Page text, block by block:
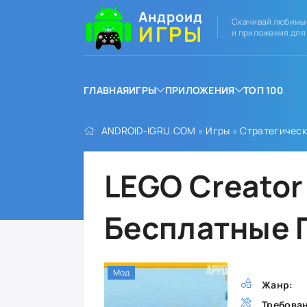
Андроид
ИГРЫ
Скачивай
и приложения
ГЛАВНАЯИГРЫ ПРИЛОЖЕНИЯ ТОП 100
ANDROID-IGRU.COM » Игры »
LEGO
Бесплатные
Жанр:
Мод